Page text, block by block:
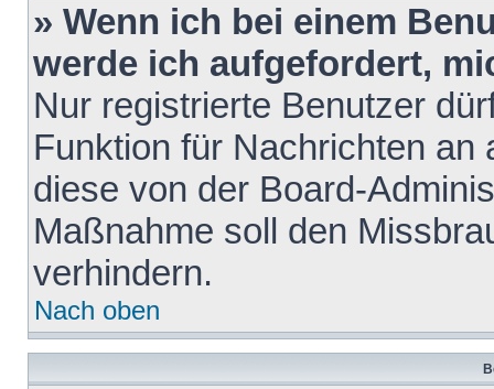
» Wenn ich bei einem
werde ich aufgefordert,
Nur registrierte Benutzer
Funktion für Nachrichten
diese von der Board-
Maßnahme soll den
verhindern.
Nach oben